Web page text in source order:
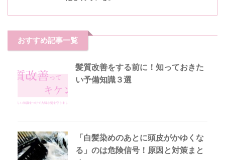
おすすめ記事一覧
髪質改善をする前に！知っておきた
い予備知識３選
「白髪染めのあとに頭皮がかゆくな
る」のは危険信号！原因と対策まと